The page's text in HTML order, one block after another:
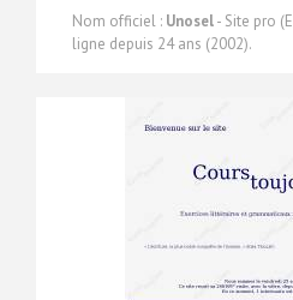
Nom officiel : Unosel- Site pro
ligne depuis 24 ans (2002).